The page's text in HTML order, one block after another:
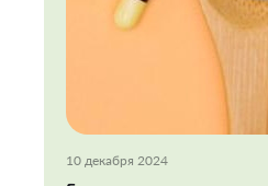
10 декабря 2024